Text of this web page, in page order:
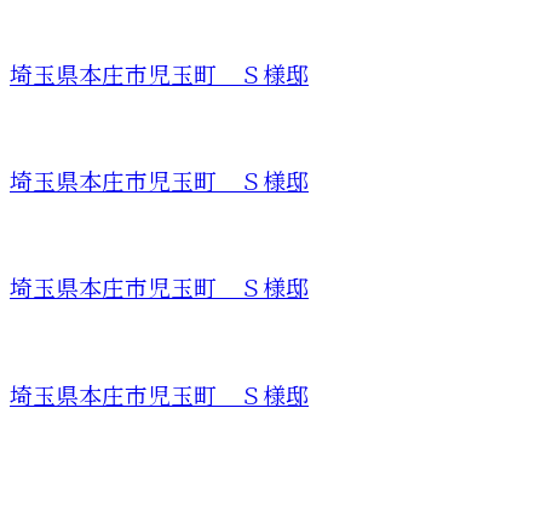
埼玉県本庄市児玉町 Ｓ様邸
埼玉県本庄市児玉町 Ｓ様邸
埼玉県本庄市児玉町 Ｓ様邸
埼玉県本庄市児玉町 Ｓ様邸